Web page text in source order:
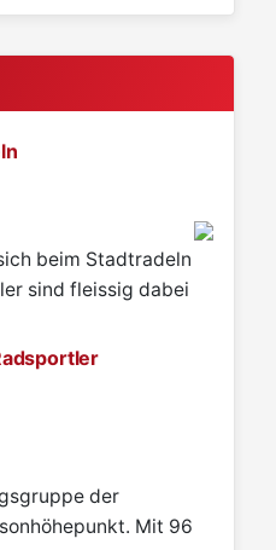
beim Stadtradeln
sind fleissig dabei
der
Mit 96